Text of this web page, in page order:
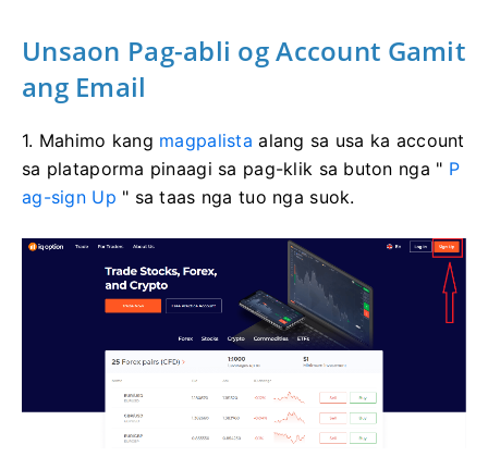
Unsaon Pag-abli og Account Gamit
ang Email
1. Mahimo kang magpalista alang sa usa ka account
sa plataporma pinaagi sa pag-klik sa buton nga " P
ag-sign Up " sa taas nga tuo nga suok.